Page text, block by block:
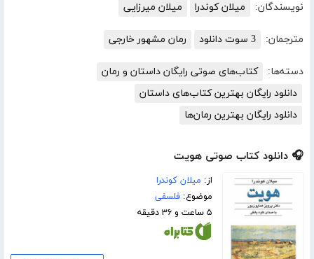
نویسندگان: میلان کوندرا میلان میرزایی
مترجمان: 3 سوت دانلود رمان مشهور خارجی
دسته‌ها:
کتاب‌های صوتی رایگان داستان و رمان
دانلود رایگان بهترین کتاب‌های داستان
دانلود رایگان بهترین رمان‌ها
🎧 دانلود کتاب صوتی هویت
از: میلان کوندرا
موضوع:فلسفی
۵ ساعت و ۳۶ دقیقه